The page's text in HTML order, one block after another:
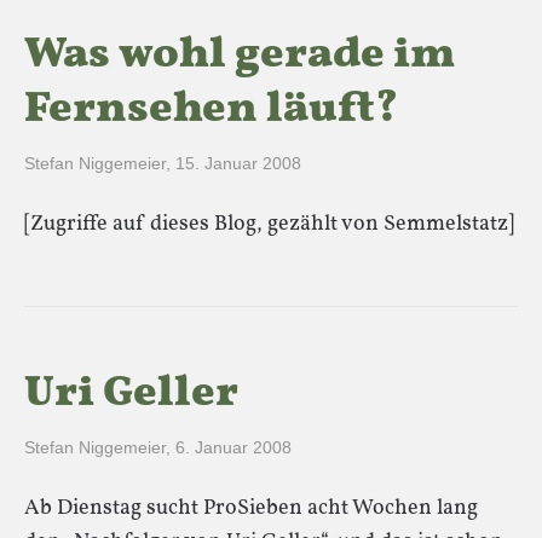
Was wohl gerade im
Fernsehen läuft?
Stefan Niggemeier, 15. Januar 2008
[Zugriffe auf dieses Blog, gezählt von Semmelstatz]
Uri Geller
Stefan Niggemeier, 6. Januar 2008
Ab Dienstag sucht ProSieben acht Wochen lang